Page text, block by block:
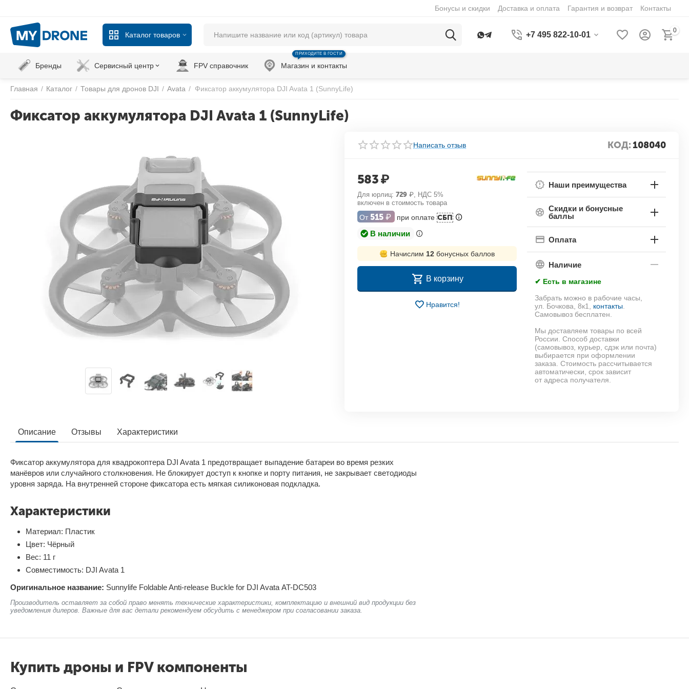
Бонусы и скидки Доставка и оплата Гарантия и возврат Контакты
Каталог товаров +7 495 822-10-01 0
Бренды Сервисный центр FPV справочник Магазин и контакты
ПРИХОДИТЕ В ГОСТИ
Главная / Каталог / Товары для дронов DJI / Avata / Фиксатор аккумулятора DJI Avata 1 (SunnyLife)
Фиксатор аккумулятора DJI Avata 1 (SunnyLife)
Написать отзыв КОД:108040
583₽
Для юрлиц: 729 ₽, НДС 5%
включен в стоимость товара
От 515 ₽ при оплатеСБП
В наличии
Начислим 12бонусных баллов
В корзину
Нравится!
Наши преимущества
Скидки и бонусные
баллы
Оплата
Наличие
✔ Есть в магазине
Забрать можно в рабочие часы,
ул. Бочкова, 8к1, контакты
Самовывоз бесплатен.
Мы доставляем товары по всей
России. Способ доставки
(самовывоз, курьер, сдэк или почта)
выбирается при оформлении
заказа. Стоимость рассчитывается
автоматически, срок зависит
от адреса получателя.
Описание Отзывы Характеристики
Фиксатор аккумулятора для квадрокоптера DJI Avata 1 предотвращает выпадение батареи во время резких
манёвров или случайного столкновения. Не блокирует доступ к кнопке и порту питания, не закрывает светодиоды
уровня заряда. На внутренней стороне фиксатора есть мягкая силиконовая подкладка.
Характеристики
Материал: Пластик
Цвет: Чёрный
Вес: 11 г
Совместимость: DJI Avata 1
Оригинальное название: Sunnylife Foldable Anti-release Buckle for DJI Avata AT-DC503
Производитель оставляет за собой право менять технические характеристики, комплектацию и внешний вид продукции без
уведомления дилеров. Важные для вас детали рекомендуем обсудить с менеджером при согласовании заказа.
Купить дроны и FPV компоненты